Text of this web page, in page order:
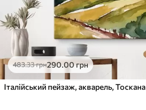
483.33грн290.00грн
Італійський пейзаж, акварель, Тоскана